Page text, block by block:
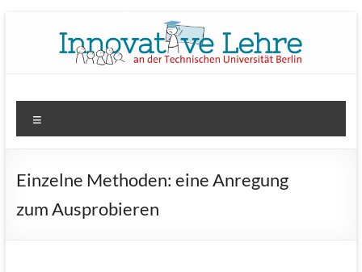
tu wimi plus
Innovative Lehre an der TU Berlin
Einzelne Methoden: eine Anregung
zum Ausprobieren